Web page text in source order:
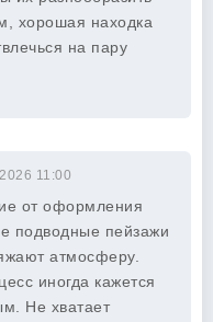
хорошая находка
на пару
11:00
от оформления
подводные пейзажи
атмосферу.
иногда кажется
Не хватает